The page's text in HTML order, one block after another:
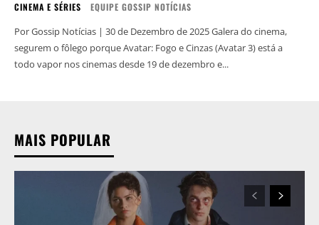
CINEMA E SÉRIES EQUIPE GOSSIP NOTÍCIAS
Por Gossip Notícias | 30 de Dezembro de 2025 Galera do cinema,
segurem o fôlego porque Avatar: Fogo e Cinzas (Avatar 3) está a
todo vapor nos cinemas desde 19 de dezembro e...
MAIS POPULAR